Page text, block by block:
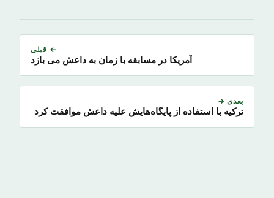
← قبلی
آمریکا در مسابقه با زمان به داعش می بازد
بعدی →
ترکیه با استفاده از پایگاه‌هایش علیه داعش موافقت کرد